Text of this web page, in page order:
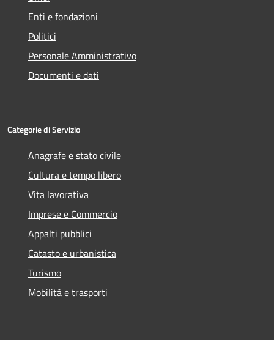
Enti e fondazioni
Politici
Personale Amministrativo
Documenti e dati
Categorie di Servizio
Anagrafe e stato civile
Cultura e tempo libero
Vita lavorativa
Imprese e Commercio
Appalti pubblici
Catasto e urbanistica
Turismo
Mobilità e trasporti